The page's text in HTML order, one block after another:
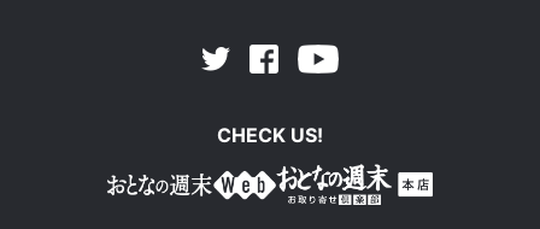
Twitter Facebook
CHECK US!